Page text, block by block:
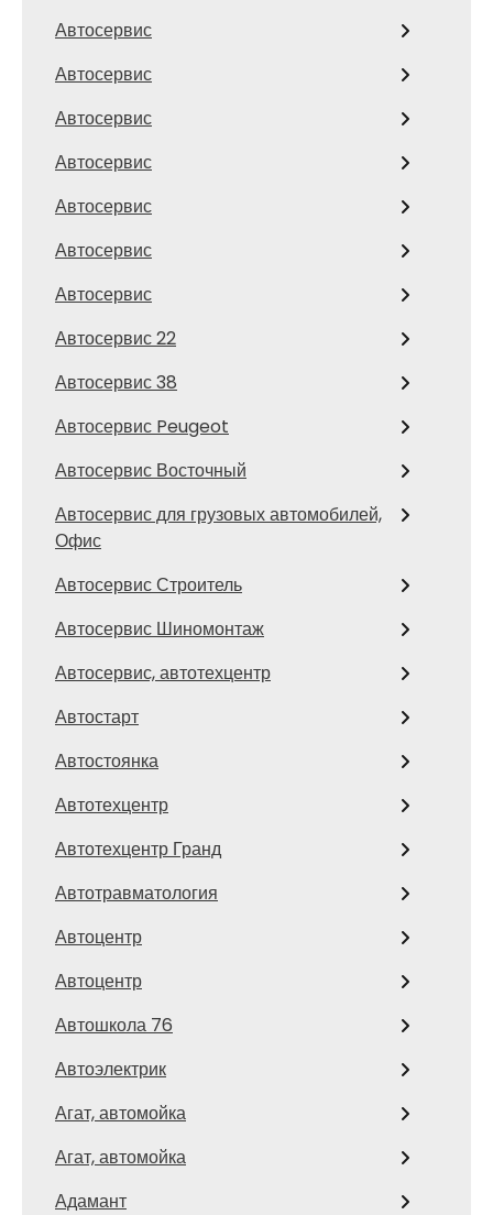
Автосервис
Автосервис
Автосервис
Автосервис
Автосервис
Автосервис
Автосервис
Автосервис 22
Автосервис 38
Автосервис Peugeot
Автосервис Восточный
Автосервис для грузовых автомобилей,
Офис
Автосервис Строитель
Автосервис Шиномонтаж
Автосервис, автотехцентр
Автостарт
Автостоянка
Автотехцентр
Автотехцентр Гранд
Автотравматология
Автоцентр
Автоцентр
Автошкола 76
Автоэлектрик
Агат, автомойка
Агат, автомойка
Адамант